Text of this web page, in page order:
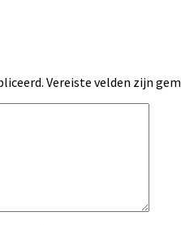
Vereiste velden zijn